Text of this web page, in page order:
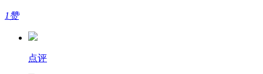
1赞
点评